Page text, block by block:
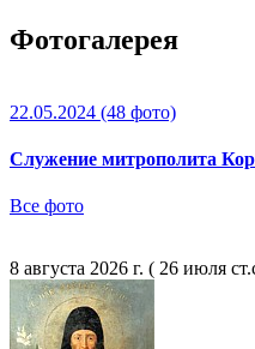
Фотогалерея
22.05.2024 (48 фото)
Служение митрополита
Все фото
8 августа 2026 г. ( 26 июля